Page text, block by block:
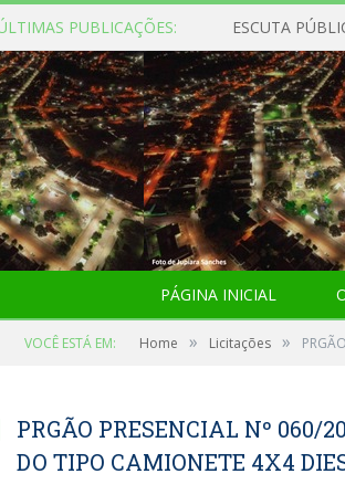
PUBLICAÇÕES: ESCUTA
PÁGINA INICIAL
VOCÊ ESTÁ EM: Home » Licitações »
PRGÃO PRESENCIAL Nº 060/
DO TIPO CAMIONETE 4X4